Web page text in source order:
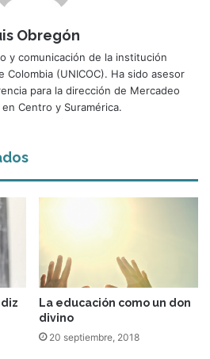
Obregón
y comunicación de la institución
Colombia (UNICOC). Ha sido asesor
para la dirección de Mercadeo
Centro y Suramérica.
La educación como un don
divino
20 septiembre, 2018